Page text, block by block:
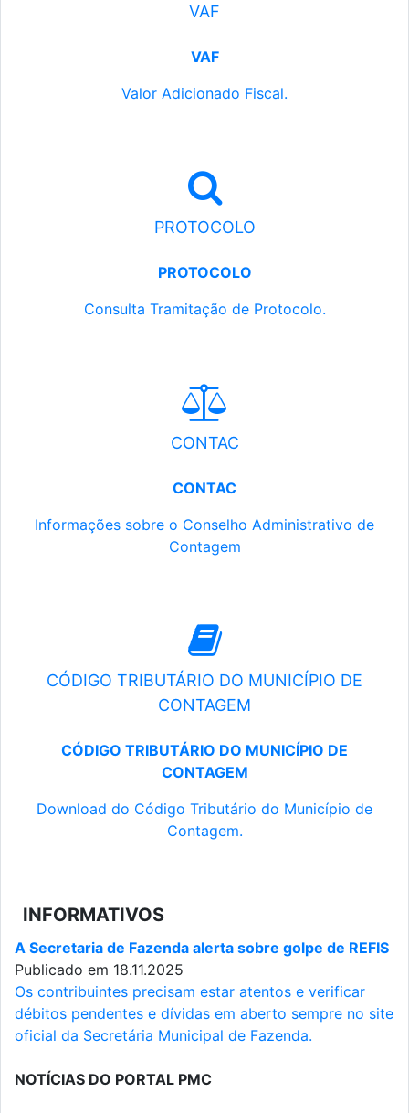
VAF
VAF
Valor Adicionado Fiscal.
PROTOCOLO
PROTOCOLO
Consulta Tramitação de Protocolo.
CONTAC
CONTAC
Informações sobre o Conselho Administrativo de
Contagem
CÓDIGO TRIBUTÁRIO DO MUNICÍPIO DE
CONTAGEM
CÓDIGO TRIBUTÁRIO DO MUNICÍPIO DE
CONTAGEM
Download do Código Tributário do Município de
Contagem.
INFORMATIVOS
A Secretaria de Fazenda alerta sobre golpe de REFIS
Publicado em 18.11.2025
Os contribuintes precisam estar atentos e verificar
débitos pendentes e dívidas em aberto sempre no site
oficial da Secretária Municipal de Fazenda.
NOTÍCIAS DO PORTAL PMC